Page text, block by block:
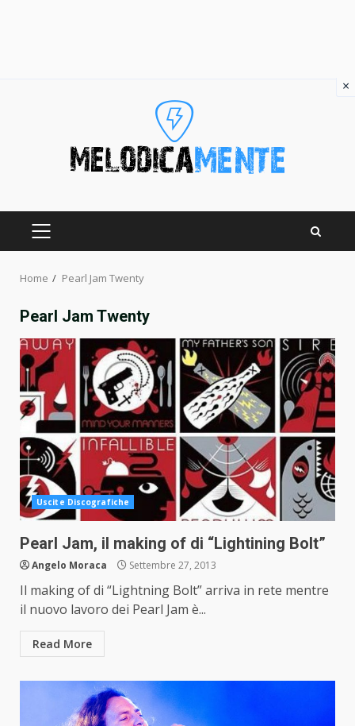
PRIMARY
Home Pearl Jam Twenty
Pearl Jam Twenty
Uscite Discografiche
Pearl Jam, il making of di “Lightining Bolt”
Angelo Moraca Settembre 27, 2013
Il making of di “Lightning Bolt” arriva in rete mentre
il nuovo lavoro dei Pearl Jam è...
Read More
×